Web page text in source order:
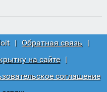
| Обратная связь |
на сайте
|
соглашение